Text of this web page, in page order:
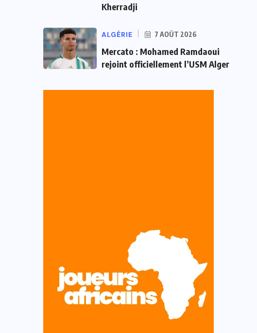
Kherradji
ALGÉRIE 7 AOÛT 2026
Mercato : Mohamed Ramdaoui
rejoint officiellement l’USM Alger